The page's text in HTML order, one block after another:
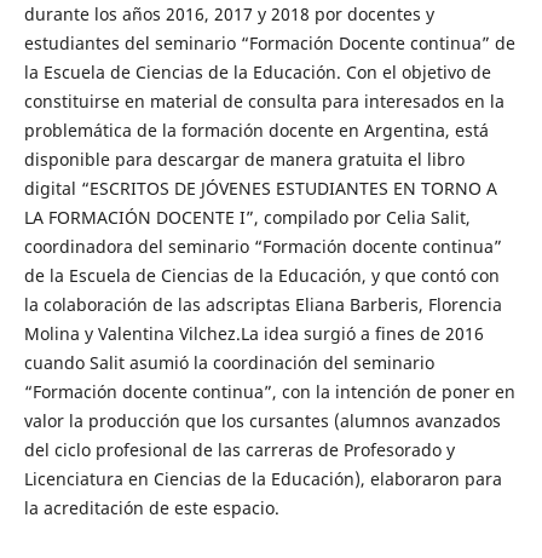
durante los años 2016, 2017 y 2018 por docentes y
estudiantes del seminario “Formación Docente continua” de
la Escuela de Ciencias de la Educación. Con el objetivo de
constituirse en material de consulta para interesados en la
problemática de la formación docente en Argentina, está
disponible para descargar de manera gratuita el libro
digital “ESCRITOS DE JÓVENES ESTUDIANTES EN TORNO A
LA FORMACIÓN DOCENTE I”, compilado por Celia Salit,
coordinadora del seminario “Formación docente continua”
de la Escuela de Ciencias de la Educación, y que contó con
la colaboración de las adscriptas Eliana Barberis, Florencia
Molina y Valentina Vilchez.La idea surgió a fines de 2016
cuando Salit asumió la coordinación del seminario
“Formación docente continua”, con la intención de poner en
valor la producción que los cursantes (alumnos avanzados
del ciclo profesional de las carreras de Profesorado y
Licenciatura en Ciencias de la Educación), elaboraron para
la acreditación de este espacio.